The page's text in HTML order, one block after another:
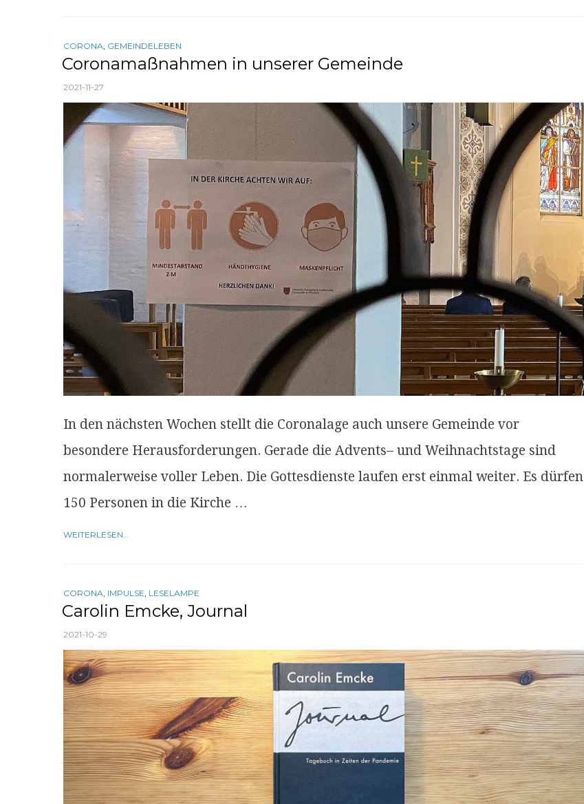
CORONA, GEMEINDELEBEN
Coronamaßnahmen in unserer Gemeinde
2021-11-27
In den nächsten Wochen stellt die Coronalage auch unsere Gemeinde vor
besondere Herausforderungen. Gerade die Advents– und Weihnachtstage sind
normalerweise voller Leben. Die Gottesdienste laufen erst einmal weiter. Es dürfen
150 Personen in die Kirche …
WEITERLESEN…
CORONA, IMPULSE, LESELAMPE
Carolin Emcke, Journal
2021-10-29